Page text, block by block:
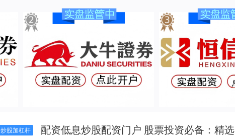
炒股加杠杆
配资低息炒股配资门户 股票投资必备：精选